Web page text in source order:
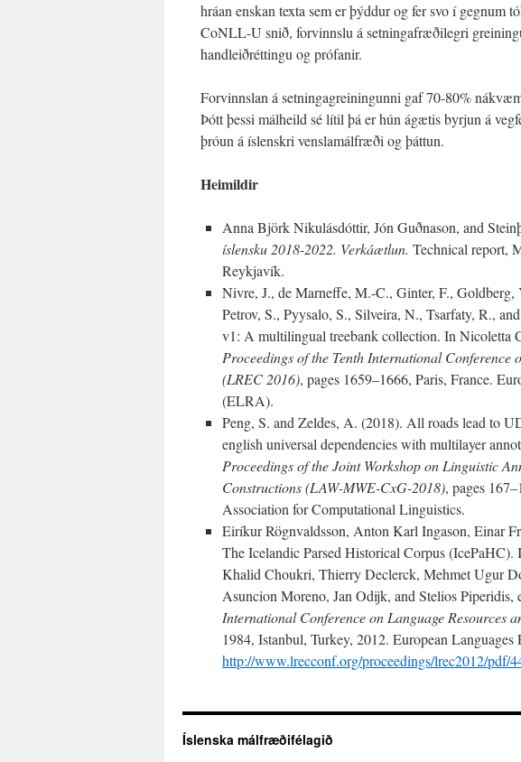
hráan enskan texta sem er þýddur og fer svo í gegnum
CoNLL-U snið, forvinnslu á setningafræðilegri
handleiðréttingu og prófanir.
Forvinnslan á setningagreiningunni gaf 70-80%
Þótt þessi málheild sé lítil þá er hún ágætis byrjun á
þróun á íslenskri venslamálfræði og þáttun.
Heimildir
Anna Björk Nikulásdóttir, Jón Guðnason, and
íslensku 2018-2022. Verkáætlun. Technical report,
Reykjavík.
Nivre, J., de Marneffe, M.-C., Ginter, F.,
Petrov, S., Pyysalo, S., Silveira, N., Tsarfaty, R.,
v1: A multilingual treebank collection. In Nicoletta
Proceedings of the Tenth International Conference
(LREC 2016), pages 1659–1666, Paris, France.
(ELRA).
Peng, S. and Zeldes, A. (2018). All roads lead to
english universal dependencies with multilayer
Proceedings of the Joint Workshop on Linguistic
Constructions (LAW-MWE-CxG-2018), pages
Association for Computational Linguistics.
Eiríkur Rögnvaldsson, Anton Karl Ingason, Einar
The Icelandic Parsed Historical Corpus
Khalid Choukri, Thierry Declerck, Mehmet Ugur
Asuncion Moreno, Jan Odijk, and Stelios Piperidis,
International Conference on Language Resources
1984, Istanbul, Turkey, 2012. European
http://www.lrecconf.org/proceedings/lrec2012/pdf/
Íslenska málfræðifélagið